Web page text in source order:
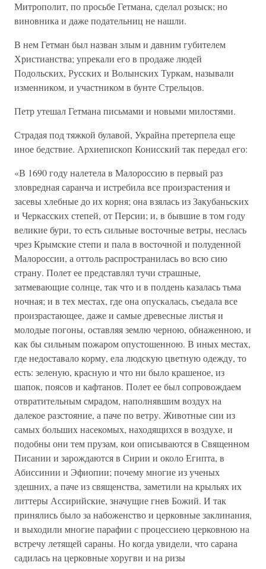
Митрополит, по просьбе Гетмана, сделал розыск; но
виновника и даже подательниц не нашли.
В нем Гетман был назван злым и давним губителем
Христианства; упрекали его в продаже людей
Подольских, Русских и Волынских Туркам, называли
изменником, и участником в бунте Стрельцов.
Петр утешал Гетмана письмами и новыми милостями.
Страдая под тяжкой булавой, Украйна претерпела еще
иное бедствие. Архиепископ Конисский так передал его:
«В 1690 году налетела в Малороссию в первый раз
зловредная саранча и истребила все произрастения и
засевы хлебные до их корня; она взялась из Закубаньских
и Черкасских степей, от Персии; и, в бывшие в том году
великие бури, то есть сильные восточные ветры, неслась
чрез Крымские степи и пала в восточной и полуденной
Малороссии, а оттоль распространилась во всю сию
страну. Полет ее представлял тучи страшные,
затмевающие солнце, так что и в полдень казалась тьма
ночная; и в тех местах, где она опускалась, съедала все
произрастающее, даже и самые древесные листья и
молодые погоны, оставляя землю черною, обнаженною, и
как бы сильным пожаром опустошенною. В иных местах,
где недоставало корму, ела людскую цветную одежду, то
есть: зеленую, красную и что ни было крашеное, из
шапок, поясов и кафтанов. Полет ее был сопровождаем
отвратительным смрадом, наполнявшим воздух на
далекое разстояние, а паче по ветру. Животные сии из
самых больших насекомых, находящихся в воздухе, и
подобны они тем прузам, кои описываются в Священном
Писании и зарождаются в Сирии и около Египта, в
Абиссинии и Эфиопии; почему многие из ученых
здешних, а паче из священства, заметили на крыльях их
литтеры Ассирийские, значущие гнев Божий. И так
принялись было за набоженство и церковные заклинания,
и выходили многие парафии с процессиею церковною на
встречу летящей сараны. Но когда увидели, что сарана
садилась на церковные хоругви и на ризы